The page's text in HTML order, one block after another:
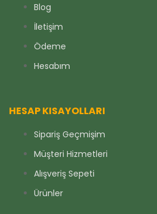
Blog
İletişim
Ödeme
Hesabım
HESAP KISAYOLLARI
Sipariş Geçmişim
Müşteri Hizmetleri
Alışveriş Sepeti
Ürünler